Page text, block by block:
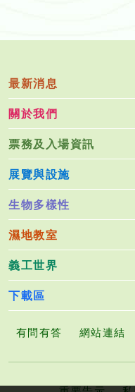
最新消息
關於我們
票務及入場資訊
展覽與設施
生物多樣性
濕地教室
義工世界
下載區
有問有答 網站連結